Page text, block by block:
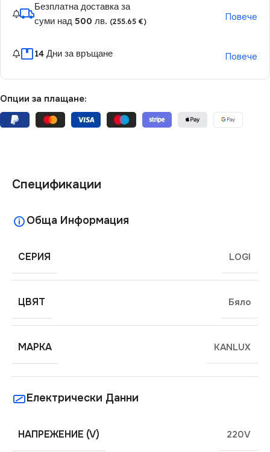
Безплатна доставка за
суми над 500 лв. (255.65 €) Повече
14 Дни за връщане Повече
Опции за плащане:
Спецификации
Обща Информация
СЕРИЯ LOGI
ЦВЯТ Бяло
МАРКА KANLUX
Електрически Данни
НАПРЕЖЕНИЕ (V) 220V